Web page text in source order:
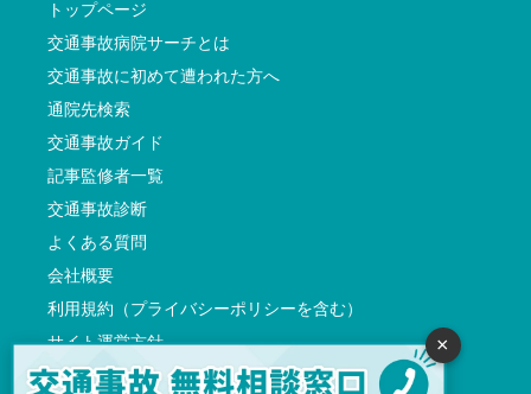
トップページ
交通事故病院サーチとは
交通事故に初めて遭われた方へ
通院先検索
交通事故ガイド
記事監修者一覧
交通事故診断
よくある質問
会社概要
利用規約（プライバシーポリシーを含む）
サイト運営方針
反社会的勢力に対する基本方針
×